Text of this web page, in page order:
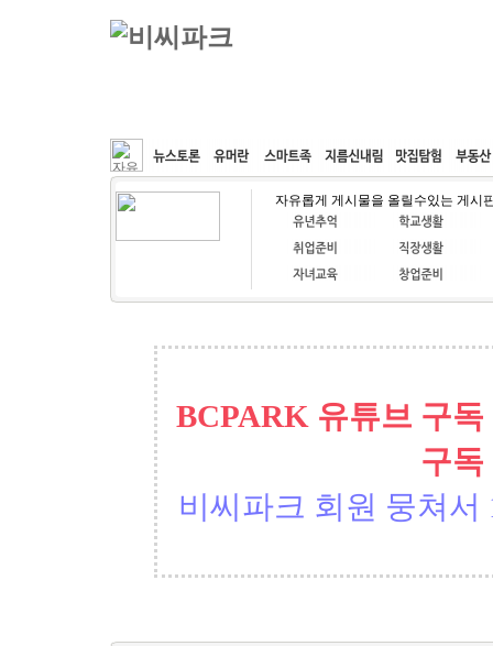
커뮤니티 속도패치 웹호스팅 공동구매
자유롭게 게시물을 올릴수있는 게시
BCPARK 유튜브 구
구독
비씨파크 회원 뭉쳐서